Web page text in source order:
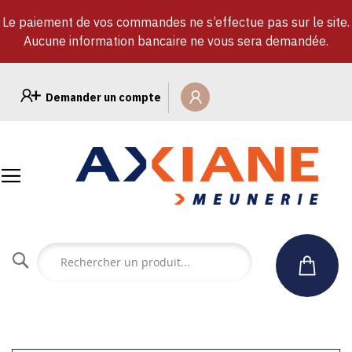
contenu
Demander un compte
Le paiement de vos commandes ne s’effectue pas sur le site.
Aucune information bancaire ne vous sera demandée.
Rechercher